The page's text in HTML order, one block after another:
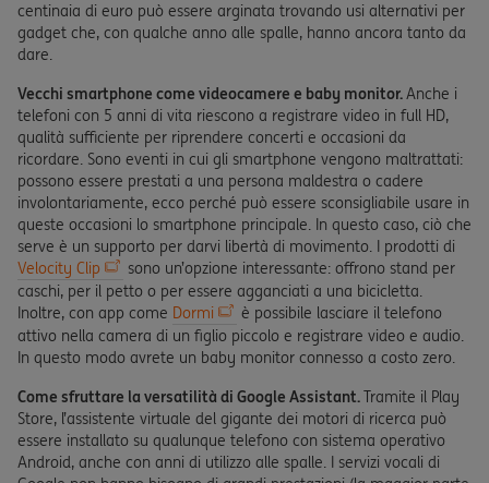
centinaia di euro può essere arginata trovando usi alternativi per
gadget che, con qualche anno alle spalle, hanno ancora tanto da
dare.
Vecchi smartphone come videocamere e baby monitor.Anche i
telefoni con 5 anni di vita riescono a registrare video in full HD,
qualità sufficiente per riprendere concerti e occasioni da
ricordare. Sono eventi in cui gli smartphone vengono maltrattati:
possono essere prestati a una persona maldestra o cadere
involontariamente, ecco perché può essere sconsigliabile usare in
queste occasioni lo smartphone principale. In questo caso, ciò che
serve è un supporto per darvi libertà di movimento. I prodotti di
Velocity Clip
sono un’opzione interessante: offrono stand per
caschi, per il petto o per essere agganciati a una bicicletta.
Inoltre, con app come Dormi
è possibile lasciare il telefono
attivo nella camera di un figlio piccolo e registrare video e audio.
In questo modo avrete un baby monitor connesso a costo zero.
Come sfruttare la versatilità di Google Assistant.Tramite il Play
Store, l’assistente virtuale del gigante dei motori di ricerca può
essere installato su qualunque telefono con sistema operativo
Android, anche con anni di utilizzo alle spalle. I servizi vocali di